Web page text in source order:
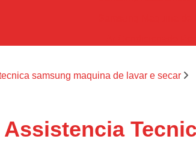
Assistencia Tecnica
Assistencia Tecnica Ar
samsung maquina de lavar e secar